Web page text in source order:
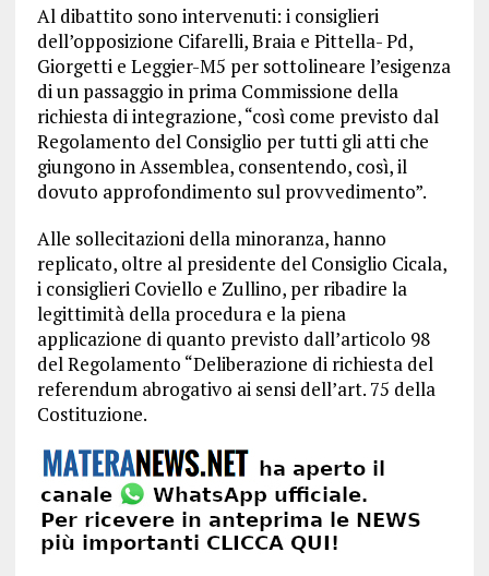
Al dibattito sono intervenuti: i consiglieri
dell’opposizione Cifarelli, Braia e Pittella- Pd,
Giorgetti e Leggier-M5 per sottolineare l’esigenza
di un passaggio in prima Commissione della
richiesta di integrazione, “così come previsto dal
Regolamento del Consiglio per tutti gli atti che
giungono in Assemblea, consentendo, così, il
dovuto approfondimento sul provvedimento”.
Alle sollecitazioni della minoranza, hanno
replicato, oltre al presidente del Consiglio Cicala,
i consiglieri Coviello e Zullino, per ribadire la
legittimità della procedura e la piena
applicazione di quanto previsto dall’articolo 98
del Regolamento “Deliberazione di richiesta del
referendum abrogativo ai sensi dell’art. 75 della
Costituzione.